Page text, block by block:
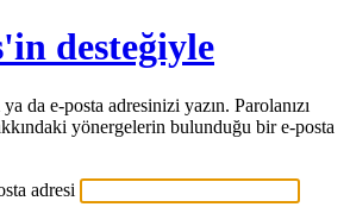
desteğiyle
ya da e-posta adresinizi yazın. Parolanızı
yönergelerin bulunduğu bir e-posta
adresi